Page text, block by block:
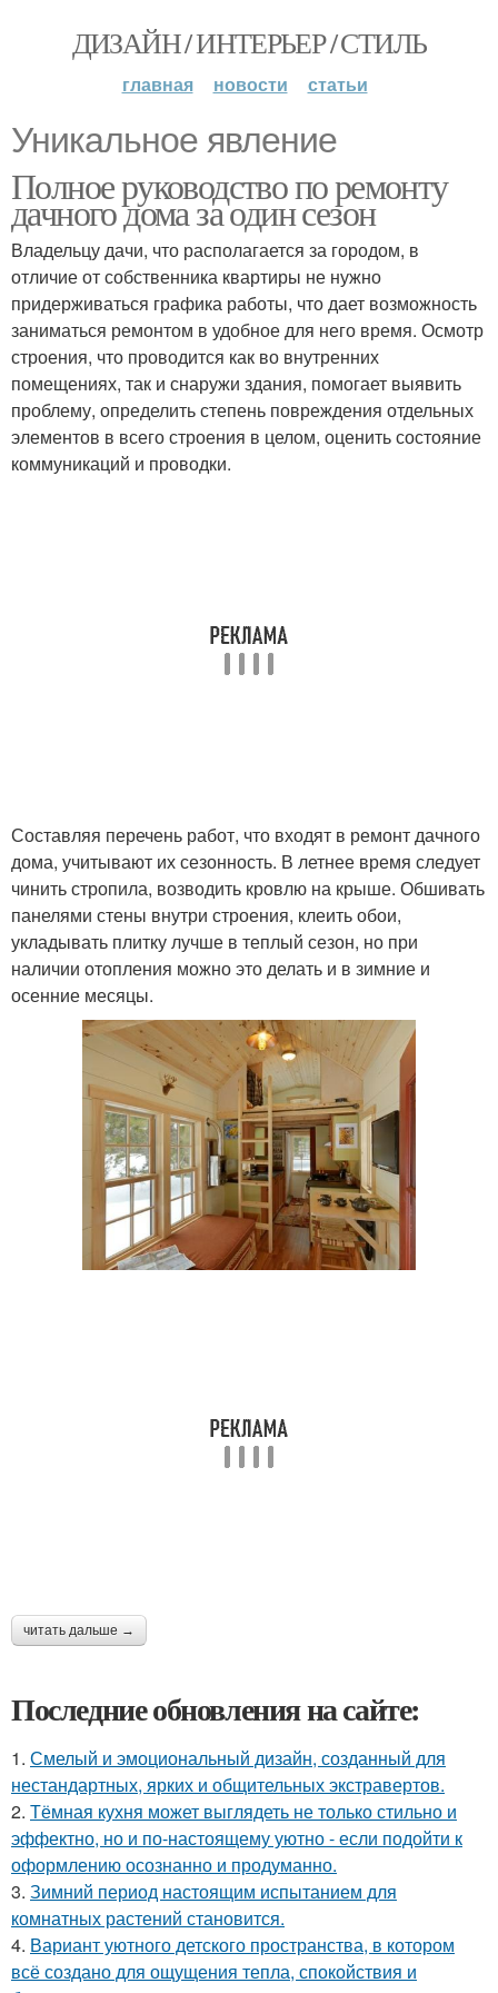
ДИЗАЙН / ИНТЕРЬЕР / СТИЛЬ
главная новости статьи
Уникальное явление
Полное руководство по ремонту
дачного дома за один сезон
Владельцу дачи, что располагается за городом, в
отличие от собственника квартиры не нужно
придерживаться графика работы, что дает возможность
заниматься ремонтом в удобное для него время. Осмотр
строения, что проводится как во внутренних
помещениях, так и снаружи здания, помогает выявить
проблему, определить степень повреждения отдельных
элементов в всего строения в целом, оценить состояние
коммуникаций и проводки.
Составляя перечень работ, что входят в ремонт дачного
дома, учитывают их сезонность. В летнее время следует
чинить стропила, возводить кровлю на крыше. Обшивать
панелями стены внутри строения, клеить обои,
укладывать плитку лучше в теплый сезон, но при
наличии отопления можно это делать и в зимние и
осенние месяцы.
читать дальше →
Последние обновления на сайте:
1. Смелый и эмоциональный дизайн, созданный для
нестандартных, ярких и общительных экстравертов.
2. Тёмная кухня может выглядеть не только стильно и
эффектно, но и по-настоящему уютно - если подойти к
оформлению осознанно и продуманно.
3. Зимний период настоящим испытанием для
комнатных растений становится.
4. Вариант уютного детского пространства, в котором
всё создано для ощущения тепла, спокойствия и